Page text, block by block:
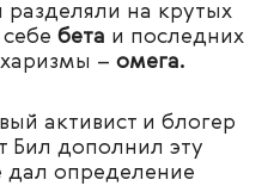
разделяли на крутых
бета и последних
– омега.
активист и блогер
Бил дополнил эту
определение